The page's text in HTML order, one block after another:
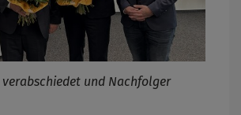
und Nachfolger